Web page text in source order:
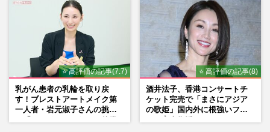
⭐ 高評価の記事(7.7)
乳がん患者の乳輪を取り戻
す！ブレストアートメイク第
一人者・岩元淑子さんの挑戦
⭐ 高評価の記事(8)
酒井法子、香港コンサートチ
ケット完売で「まさにアジア
の歌姫」国内外に根強いファ